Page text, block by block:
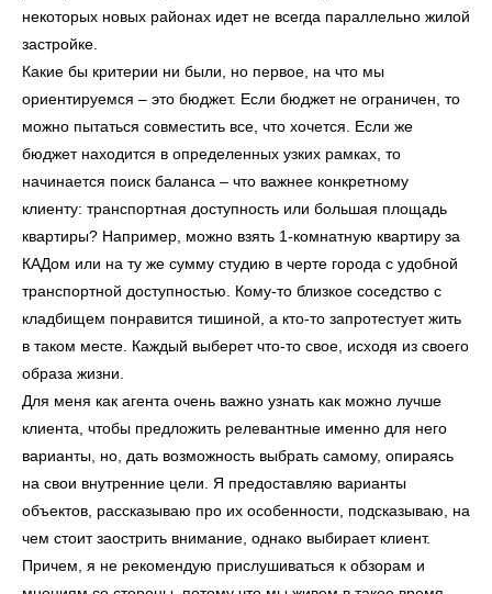
некоторых новых районах идет не всегда параллельно жилой
застройке.
Какие бы критерии ни были, но первое, на что мы
ориентируемся – это бюджет. Если бюджет не ограничен, то
можно пытаться совместить все, что хочется. Если же
бюджет находится в определенных узких рамках, то
начинается поиск баланса – что важнее конкретному
клиенту: транспортная доступность или большая площадь
квартиры? Например, можно взять 1-комнатную квартиру за
КАДом или на ту же сумму студию в черте города с удобной
транспортной доступностью. Кому-то близкое соседство с
кладбищем понравится тишиной, а кто-то запротестует жить
в таком месте. Каждый выберет что-то свое, исходя из своего
образа жизни.
Для меня как агента очень важно узнать как можно лучше
клиента, чтобы предложить релевантные именно для него
варианты, но, дать возможность выбрать самому, опираясь
на свои внутренние цели. Я предоставляю варианты
объектов, рассказываю про их особенности, подсказываю, на
чем стоит заострить внимание, однако выбирает клиент.
Причем, я не рекомендую прислушиваться к обзорам и